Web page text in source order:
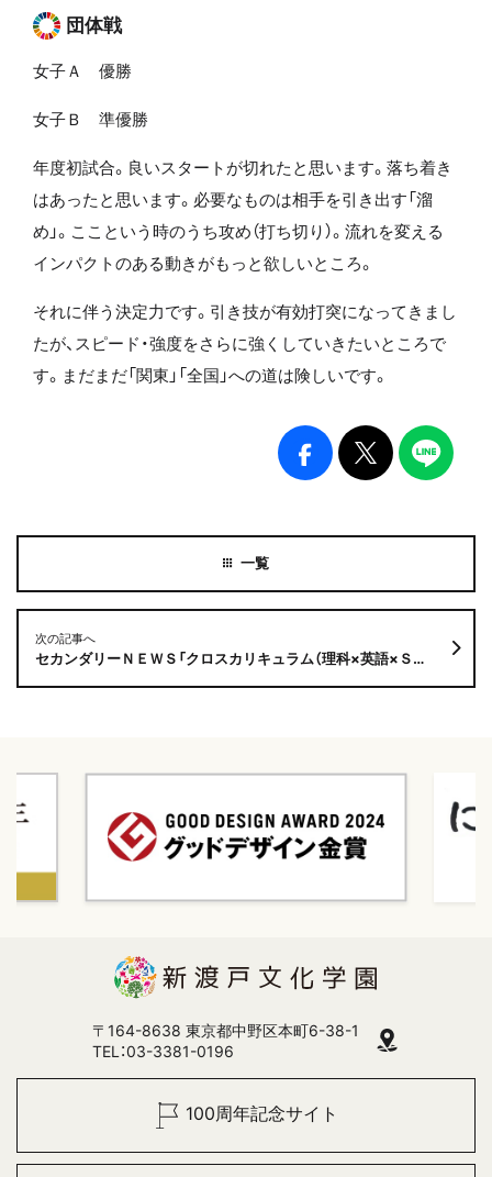
団体戦
女子Ａ 優勝
女子Ｂ 準優勝
年度初試合。良いスタートが切れたと思います。落ち着き
はあったと思います。必要なものは相手を引き出す「溜
め」。ここという時のうち攻め（打ち切り）。流れを変える
インパクトのある動きがもっと欲しいところ。
それに伴う決定力です。引き技が有効打突になってきまし
たが、スピード・強度をさらに強くしていきたいところで
す。まだまだ「関東」「全国」への道は険しいです。
次の記事へ
セカンダリーＮＥＷＳ「クロスカリキュラム（理科×英語×ＳＤＧｓ）の取り組みが「ソトコト」6月号に掲載」
〒164-8638 東京都中野区本町6-38-1
TEL：03-3381-0196
100周年記念サイト